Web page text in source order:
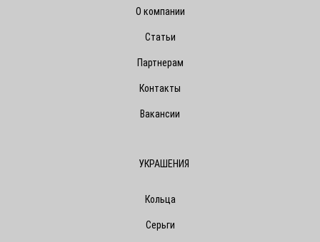
О компании
Статьи
Партнерам
Контакты
Вакансии
УКРАШЕНИЯ
Кольца
Серьги